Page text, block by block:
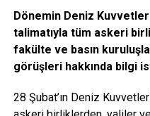
Dönemin Deniz Kuvvetleri
talimatıyla tüm askeri
fakülte ve basın
görüşleri hakkında bilgi
28 Şubat’ın Deniz